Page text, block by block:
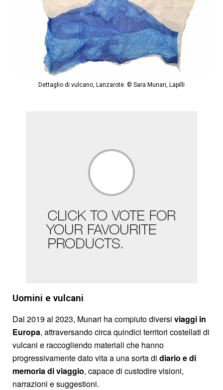
Dettaglio di vulcano, Lanzarote. © Sara Munari, Lapilli
Uomini e vulcani
Dal 2019 al 2023, Munari ha compiuto diversi viaggi in
Europa, attraversando circa quindici territori costellati di
vulcani e raccogliendo materiali che hanno
progressivamente dato vita a una sorta di diario e di
memoria di viaggio, capace di custodire visioni,
narrazioni e suggestioni.